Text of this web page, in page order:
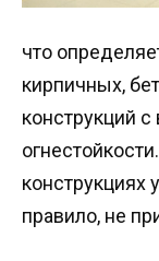
что
кирпичных,
конструкций
конструкциях
правило, не